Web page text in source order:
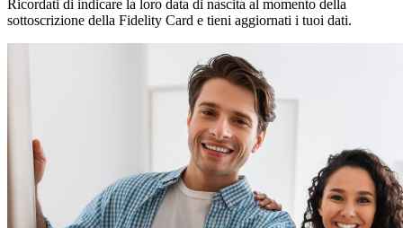
Ricordati di indicare la loro data di nascita al momento della
sottoscrizione della Fidelity Card e tieni aggiornati i tuoi dati.